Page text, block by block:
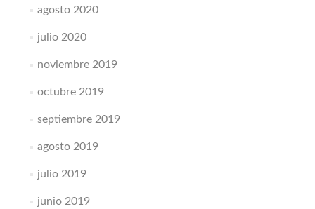
agosto 2020
julio 2020
noviembre 2019
octubre 2019
septiembre 2019
agosto 2019
julio 2019
junio 2019